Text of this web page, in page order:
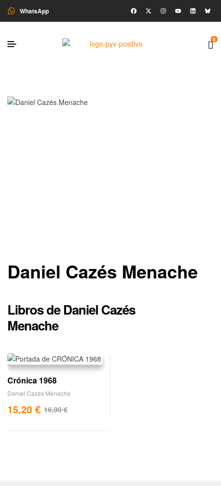
WhatsApp
0
Daniel Cazés Menache
Libros de Daniel Cazés
Menache
Crónica 1968
Daniel Cazés Menache
16,00€
15,20 €